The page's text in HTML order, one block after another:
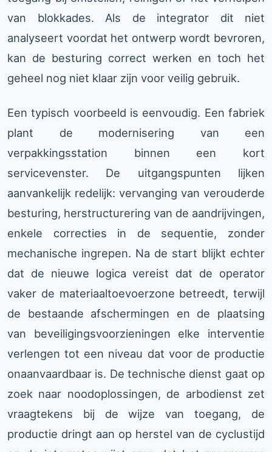
van blokkades. Als de integrator dit niet
analyseert voordat het ontwerp wordt bevroren,
kan de besturing correct werken en toch het
geheel nog niet klaar zijn voor veilig gebruik.
Een typisch voorbeeld is eenvoudig. Een fabriek
plant de modernisering van een
verpakkingsstation binnen een kort
servicevenster. De uitgangspunten lijken
aanvankelijk redelijk: vervanging van verouderde
besturing, herstructurering van de aandrijvingen,
enkele correcties in de sequentie, zonder
mechanische ingrepen. Na de start blijkt echter
dat de nieuwe logica vereist dat de operator
vaker de materiaaltoevoerzone betreedt, terwijl
de bestaande afschermingen en de plaatsing
van beveiligingsvoorzieningen elke interventie
verlengen tot een niveau dat voor de productie
onaanvaardbaar is. De technische dienst gaat op
zoek naar noodoplossingen, de arbodienst zet
vraagtekens bij de wijze van toegang, de
productie dringt aan op herstel van de cyclustijd